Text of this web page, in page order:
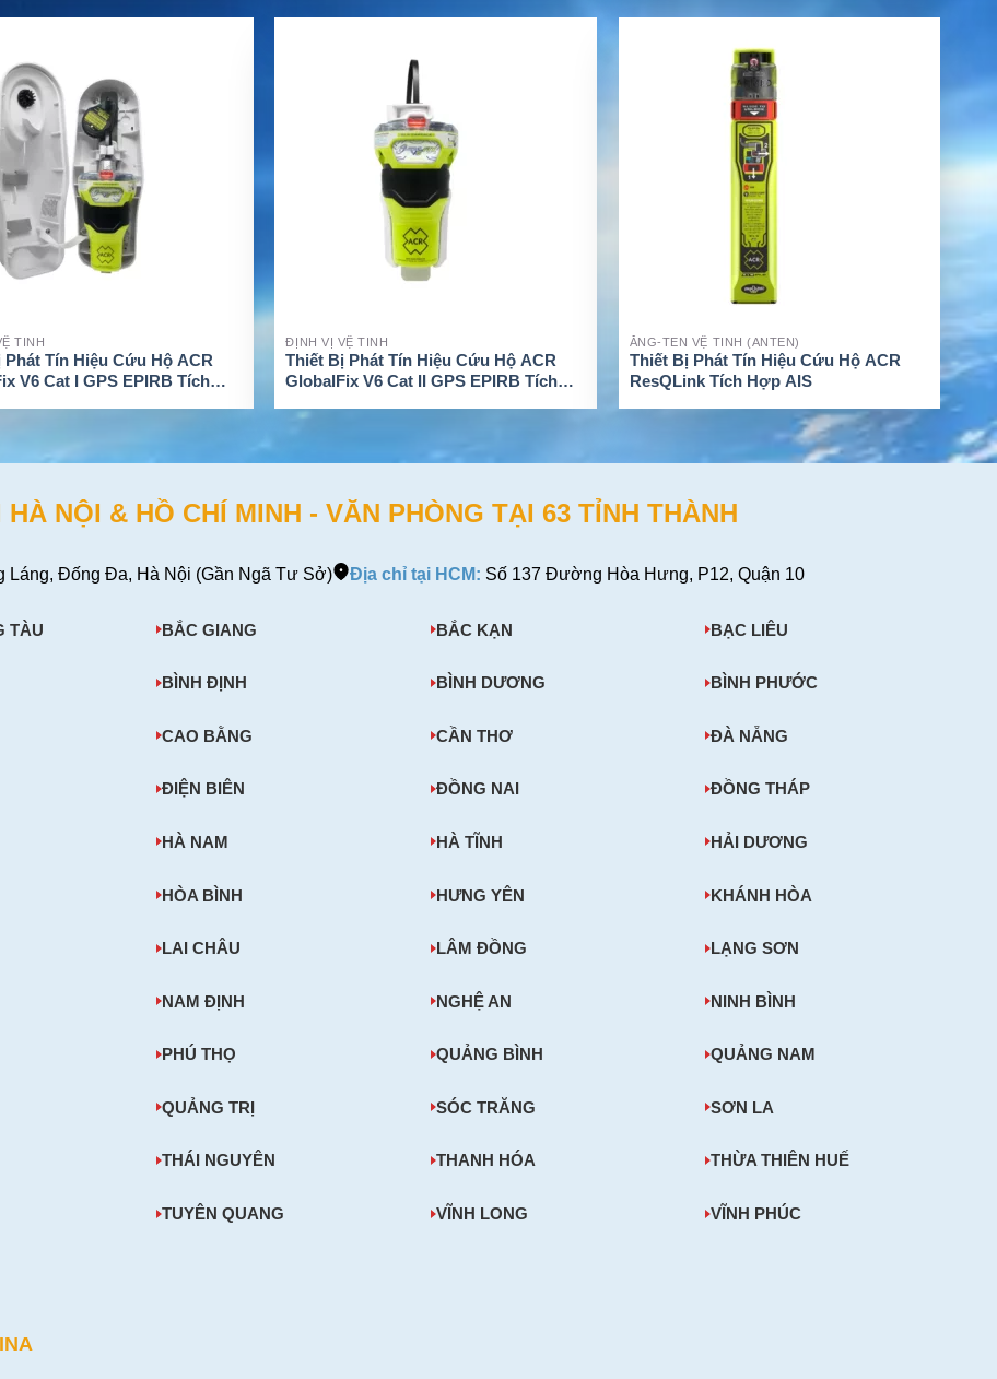
TINH
Phát Tín Hiệu Cứu Hộ ACR
V6 Cat I GPS EPIRB Tích
ĐỊNH VỊ VỆ TINH
Thiết Bị Phát Tín Hiệu Cứu Hộ ACR
GlobalFix V6 Cat II GPS EPIRB Tích
ĂNG-TEN VỆ TINH (ANTEN)
Thiết Bị Phát Tín Hiệu Cứu Hộ ACR
ResQLink Tích Hợp AIS
NỘI & HỒ CHÍ MINH - VĂN PHÒNG TẠI 63 TỈNH THÀNH
Láng, Đống Đa, Hà Nội (Gần Ngã Tư Sở) Địa chỉ tại HCM: Số 137 Đường Hòa Hưng, P12, Quận 10
TÀU BẮC GIANG BẮC KẠN BẠC LIÊU
BÌNH ĐỊNH BÌNH DƯƠNG BÌNH PHƯỚC
CAO BẰNG CẦN THƠ ĐÀ NẴNG
ĐIỆN BIÊN ĐỒNG NAI ĐỒNG THÁP
HÀ NAM HÀ TĨNH HẢI DƯƠNG
HÒA BÌNH HƯNG YÊN KHÁNH HÒA
LAI CHÂU LÂM ĐỒNG LẠNG SƠN
NAM ĐỊNH NGHỆ AN NINH BÌNH
PHÚ THỌ QUẢNG BÌNH QUẢNG NAM
QUẢNG TRỊ SÓC TRĂNG SƠN LA
THÁI NGUYÊN THANH HÓA THỪA THIÊN HUẾ
TUYÊN QUANG VĨNH LONG VĨNH PHÚC